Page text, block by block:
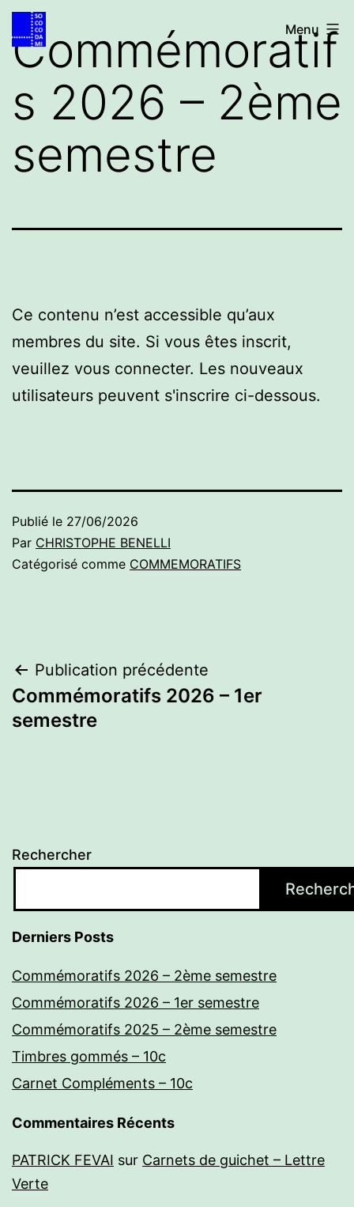
Aller
au
contenu
Accueil
Menu
Commémoratif
s 2026 – 2ème
semestre
Ce contenu n’est accessible qu’aux
membres du site. Si vous êtes inscrit,
veuillez vous connecter. Les nouveaux
utilisateurs peuvent s'inscrire ci-dessous.
Publié le 27/06/2026
Par CHRISTOPHE BENELLI
Catégorisé comme COMMEMORATIFS
Navigation
de
Publication précédente
Commémoratifs 2026 – 1er
semestre
Rechercher
Derniers Posts
Commémoratifs 2026 – 2ème semestre
Commémoratifs 2026 – 1er semestre
Commémoratifs 2025 – 2ème semestre
Timbres gommés – 10c
Carnet Compléments – 10c
Commentaires Récents
PATRICK FEVAI sur Carnets de guichet – Lettre
Verte